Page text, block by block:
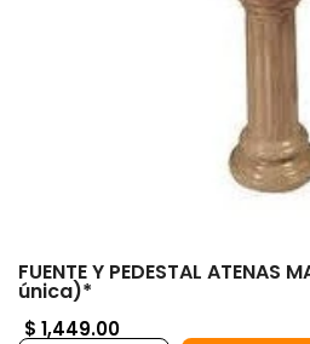
FUENTE Y PEDESTAL ATENAS
única)*
$ 1,449.00